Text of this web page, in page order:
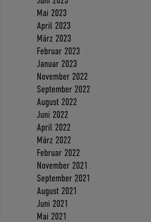
Mai 2023
April 2023
März 2023
Februar 2023
Januar 2023
November 2022
September 2022
August 2022
Juni 2022
April 2022
März 2022
Februar 2022
November 2021
September 2021
August 2021
Juni 2021
Mai 2021